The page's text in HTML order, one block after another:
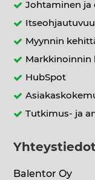
Johtaminen ja
Myynnin
HubSpot
Tutkimus- ja
Balentor Oy